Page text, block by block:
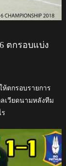
ตกรอบแบ่ง
ห้ตกรอบรายการ
เวียดนามหลังทีม